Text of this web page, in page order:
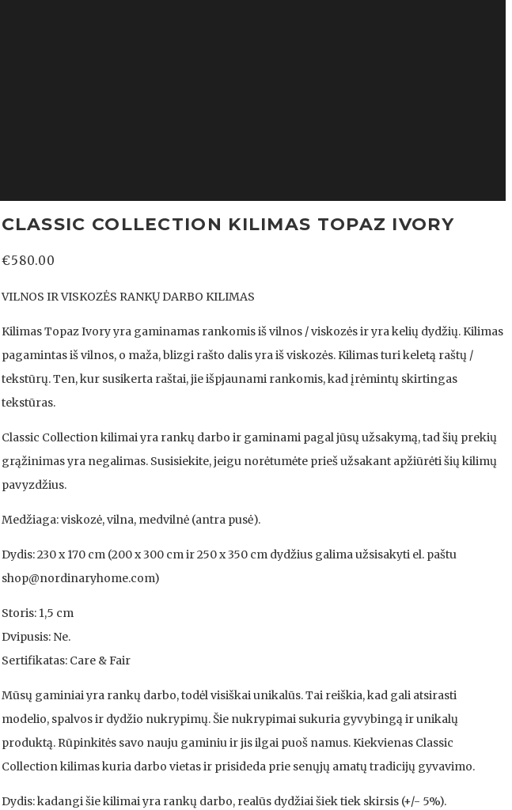
CLASSIC COLLECTION KILIMAS TOPAZ IVORY
€580.00
VILNOS IR VISKOZĖS RANKŲ DARBO KILIMAS
Kilimas Topaz Ivory yra gaminamas rankomis iš vilnos / viskozės ir yra kelių dydžių. Kilimas
pagamintas iš vilnos, o maža, blizgi rašto dalis yra iš viskozės. Kilimas turi keletą raštų /
tekstūrų. Ten, kur susikerta raštai, jie išpjaunami rankomis, kad įrėmintų skirtingas
tekstūras.
Classic Collection kilimai yra rankų darbo ir gaminami pagal jūsų užsakymą, tad šių prekių
grąžinimas yra negalimas. Susisiekite, jeigu norėtumėte prieš užsakant apžiūrėti šių kilimų
pavyzdžius.
Medžiaga: viskozė, vilna, medvilnė (antra pusė).
Dydis: 230 x 170 cm (200 x 300 cm ir 250 x 350 cm dydžius galima užsisakyti el. paštu
shop@nordinaryhome.com)
Storis: 1,5 cm
Dvipusis: Ne.
Sertifikatas: Care & Fair
Mūsų gaminiai yra rankų darbo, todėl visiškai unikalūs. Tai reiškia, kad gali atsirasti
modelio, spalvos ir dydžio nukrypimų. Šie nukrypimai sukuria gyvybingą ir unikalų
produktą. Rūpinkitės savo nauju gaminiu ir jis ilgai puoš namus. Kiekvienas Classic
Collection kilimas kuria darbo vietas ir prisideda prie senųjų amatų tradicijų gyvavimo.
Dydis: kadangi šie kilimai yra rankų darbo, realūs dydžiai šiek tiek skirsis (+/- 5%).